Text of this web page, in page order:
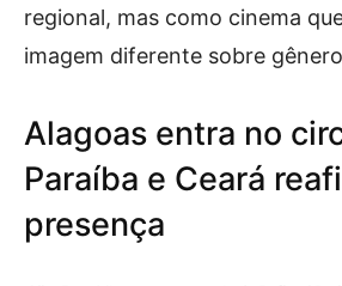
regional, mas como cinema
imagem diferente sobre
Alagoas entra no
Paraíba e Ceará
presença